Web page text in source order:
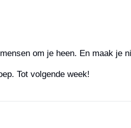
om je heen. En maak je
Tot volgende week!